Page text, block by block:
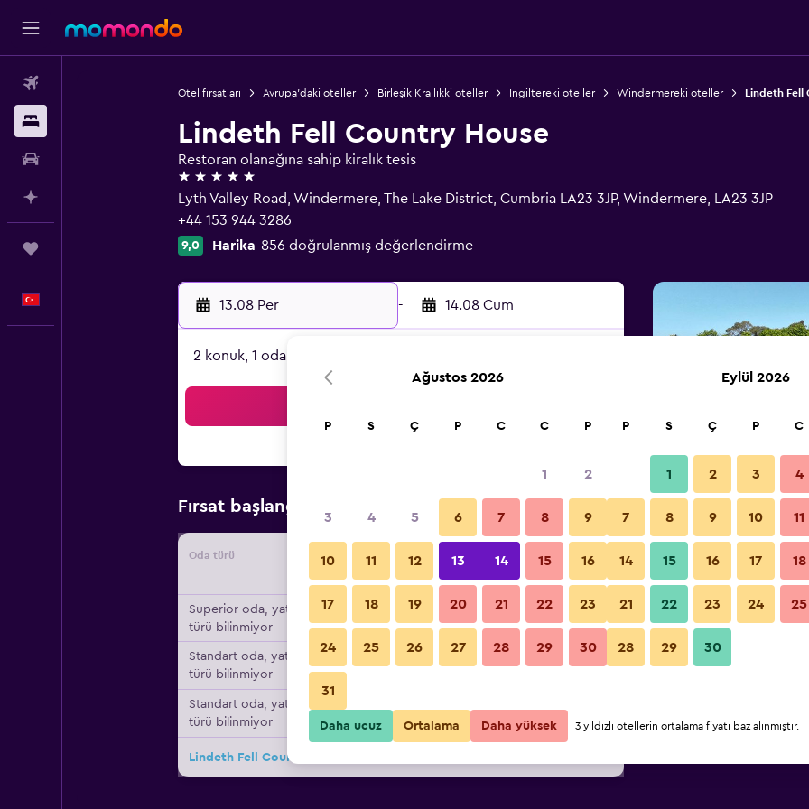
Otel fırsatları Avrupa'daki oteller Birleşik Krallıkki oteller İngiltereki oteller Windermereki oteller Lindeth Fell
Lindeth Fell Country House
Restoran olanağına sahip kiralık tesis
5 yıldız
Lyth Valley Road, Windermere, The Lake District, Cumbria LA23 3JP, Windermere, LA23 3JP
+44 153 944 3286
9,0 Harika 856 doğrulanmış değerlendirme
13.08 Per - 14.08 Cum
2 konuk, 1 oda
Fırsat başlangıç fiyatı En ucuz gecelik fiyat
Oda türü Tedarikçi
Gecelik
Superior oda, yatak
türü bilinmiyor
₺7.621 Fırsatı Görüntüle
Standart oda, yatak
türü bilinmiyor
₺9.298 Fırsatı Görüntüle
Standart oda, yatak
türü bilinmiyor
₺9.520 Fırsatı Görüntüle
Lindeth Fell Country House için diğer 23fırsat
Bina
Lindeth Fell Country House
Ağustos 2026
P S Ç P C C P
1 2
3 4 5 6 7 8 9
10 11 12 13 14 15 16
17 18 19 20 21 22 23
24 25 26 27 28 29 30
31
Eylül 2026
P S Ç P C
1 2 3 4
7 8 9 10 11
14 15 16 17 18
21 22 23 24 25
28 29 30
Daha ucuz Ortalama Daha yüksek 3 yıldızlı otellerin ortalama fiyatı baz alınmıştır.